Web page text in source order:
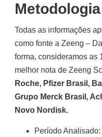
Metodologia
Todas as informações
como fonte a Zeeng –
forma, consideramos as
melhor nota de Zeeng
Roche, Pfizer Brasil,
Grupo Merck Brasil,
Novo Nordisk.
Período